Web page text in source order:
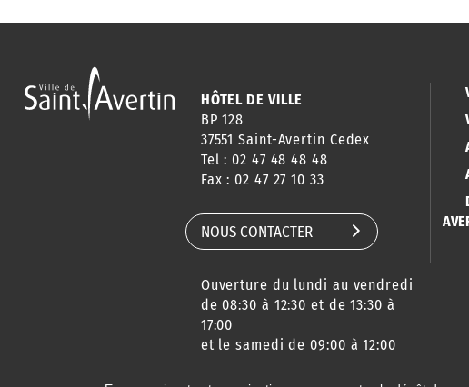
HÔTEL DE VILLE
BP 128
37551 Saint-Avertin Cedex
Tel : 02 47 48 48 48
Fax : 02 47 27 10 33
NOUS CONTACTER
Ouverture du lundi au vendredi
de 08:30 à 12:30 et de 13:30 à
17:00
et le samedi de 09:00 à 12:00